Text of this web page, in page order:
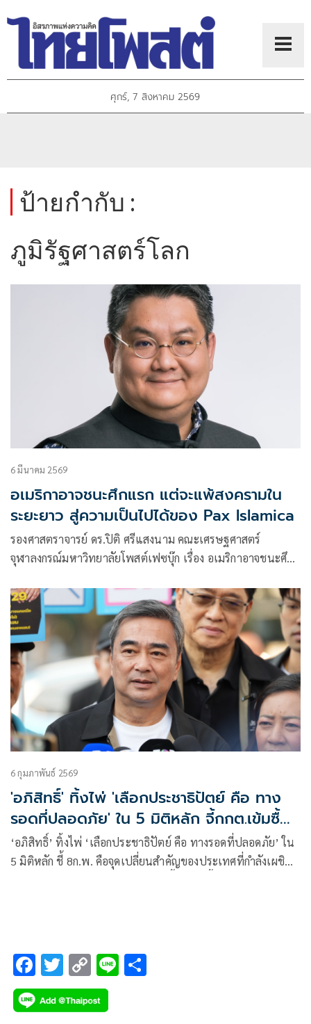
ศุกร์, 7 สิงหาคม 2569
ป้ายกำกับ :
ภูมิรัฐศาสตร์โลก
6 มีนาคม 2569
อเมริกาอาจชนะศึกแรก แต่จะแพ้สงครามใน
ระยะยาว สู่ความเป็นไปได้ของ Pax Islamica
รองศาสตราจารย์ ดร.ปิติ ศรีแสงนาม คณะเศรษฐศาสตร์
จุฬาลงกรณ์มหาวิทยาลัยโพสต์เฟซบุ๊ก เรื่อง อเมริกาอาจชนะศึก
กับอิหร่าน สู่ความเป็นไปได้ของ Pax Islamica มีเนื้อหาดังนี้
.
6 กุมภาพันธ์ 2569
'อภิสิทธิ์' ทิ้งไพ่ 'เลือกประชาธิปัตย์ คือ ทาง
รอดที่ปลอดภัย' ใน 5 มิติหลัก จี้กกต.เข้มซื้อ
เสียง
‘อภิสิทธิ์’ ทิ้งไพ่ ‘เลือกประชาธิปัตย์ คือ ทางรอดที่ปลอดภัย’ ใน
5 มิติหลัก ชี้ 8ก.พ. คือจุดเปลี่ยนสำคัญของประเทศที่กำลังเผชิญ
F
ac
e
T
wi
tt
C
o
p
Li